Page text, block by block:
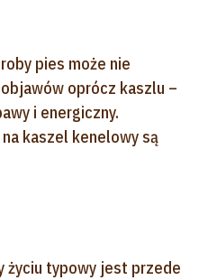
pies może nie
oprócz kaszlu –
i energiczny.
kaszel kenelowy są
życiu typowy jest przede